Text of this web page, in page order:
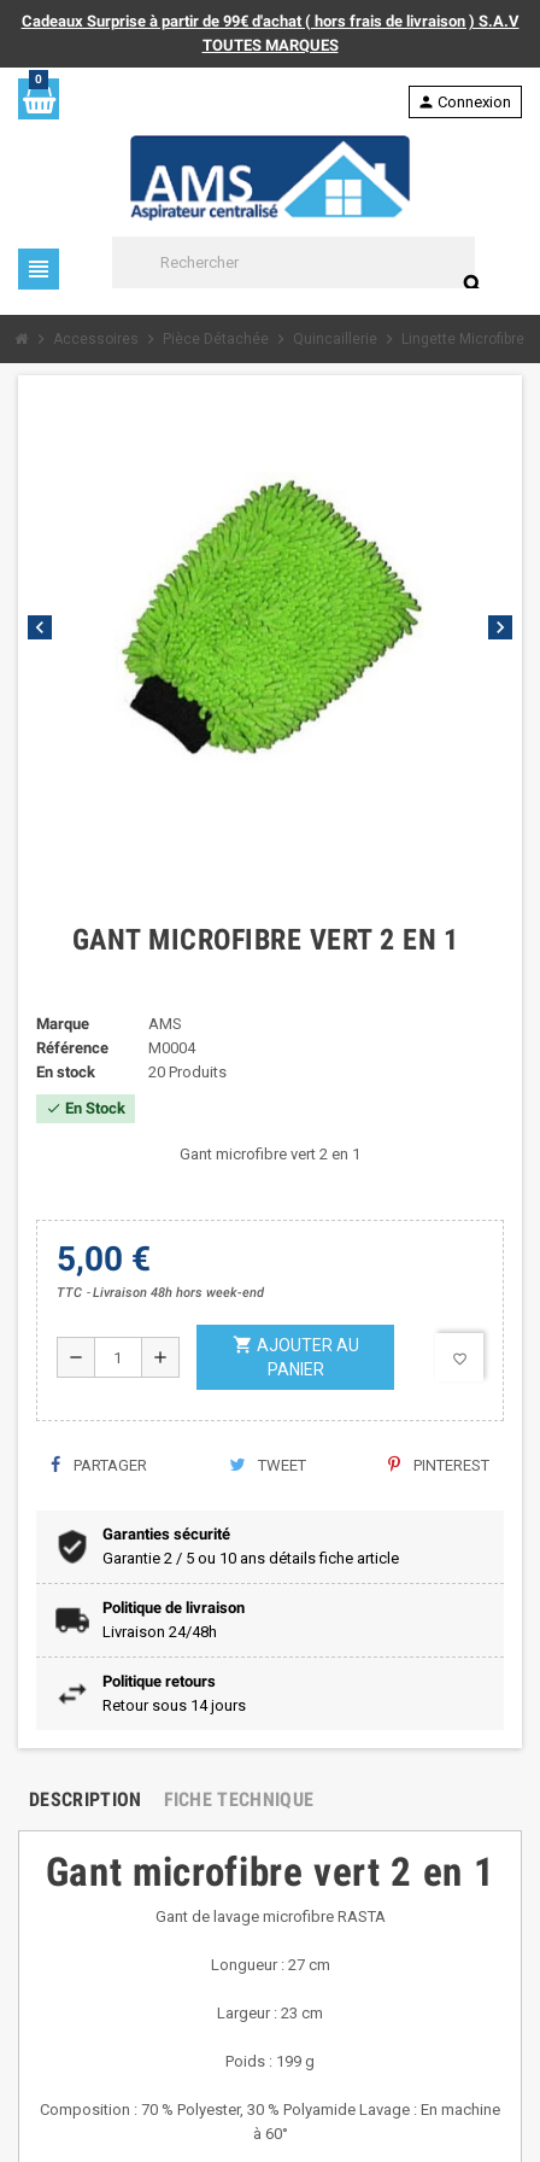
Cadeaux Surprise à partir de 99€ d'achat ( hors frais de livraison ) S.A.V
TOUTES MARQUES
0
view_headline
search
person Connexion
chevron_right Accessoires chevron_right Pièce Détachée chevron_right Quincaillerie chevron_right Lingette Microfibre
chevron_left chevron_right
GANT MICROFIBRE VERT 2 EN 1
Marque
AMS
Référence
M0004
En stock
20 Produits
check En Stock
Gant microfibre vert 2 en 1
5,00 €
TTC Livraison 48h hors week-end
remove add
shopping_cart AJOUTER AU
PANIER
favorite_border
PARTAGER TWEET PINTEREST
Garanties sécurité
Garantie 2 / 5 ou 10 ans détails fiche article
Politique de livraison
Livraison 24/48h
Politique retours
Retour sous 14 jours
DESCRIPTION FICHE TECHNIQUE
Gant microfibre vert 2 en 1
Gant de lavage microfibre RASTA
Longueur : 27 cm
Largeur : 23 cm
Poids : 199 g
Composition : 70 % Polyester, 30 % Polyamide Lavage : En machine
à 60°